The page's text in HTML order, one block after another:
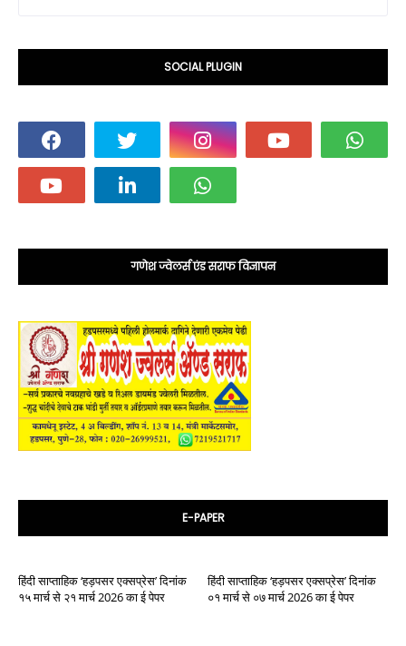
SOCIAL PLUGIN
गणेश ज्वेलर्स एंड सराफ विज्ञापन
E-PAPER
हिंदी साप्ताहिक ‘हड़पसर एक्सप्रेस’ दिनांक
१५ मार्च से २१ मार्च 2026 का ई पेपर
हिंदी साप्ताहिक ‘हड़पसर एक्सप्रेस’ दिनांक
०१ मार्च से ०७ मार्च 2026 का ई पेपर